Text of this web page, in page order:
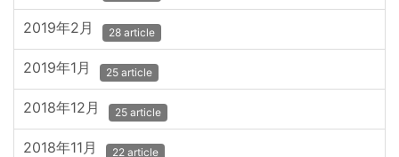
2019年2月 28 article
2019年1月 25 article
2018年12月 25 article
2018年11月 22 article